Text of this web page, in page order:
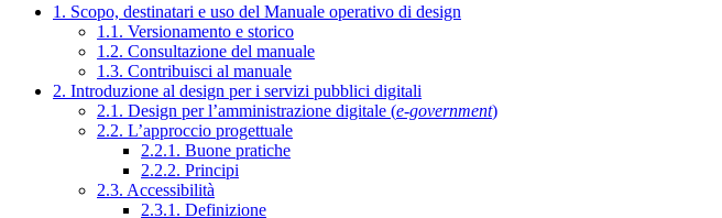
1. Scopo, destinatari e uso del Manuale operativo di design
1.1. Versionamento e storico
1.2. Consultazione del manuale
1.3. Contribuisci al manuale
2. Introduzione al design per i servizi pubblici digitali
2.1. Design per l’amministrazione digitale (e-government)
2.2. L’approccio progettuale
2.2.1. Buone pratiche
2.2.2. Principi
2.3. Accessibilità
2.3.1. Definizione